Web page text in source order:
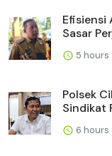
Efisiensi
Sasar
5 hours
Polsek
Sindikat
6 hours